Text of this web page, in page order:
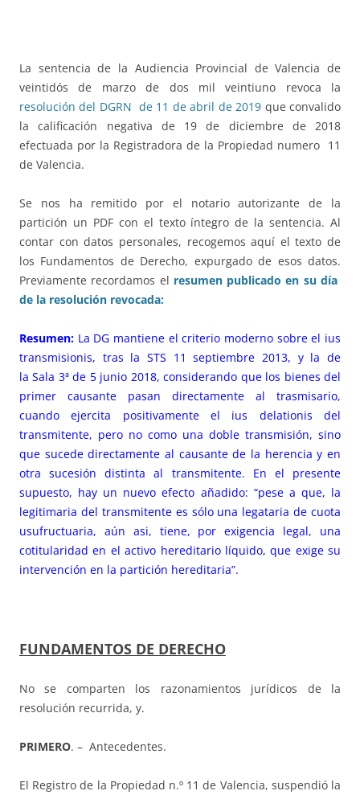
La sentencia de la Audiencia Provincial de Valencia de
veintidós de marzo de dos mil veintiuno revoca la
resolución del DGRN de 11 de abril de 2019 que convalido
la calificación negativa de 19 de diciembre de 2018
efectuada por la Registradora de la Propiedad numero 11
de Valencia.
Se nos ha remitido por el notario autorizante de la
partición un PDF con el texto íntegro de la sentencia. Al
contar con datos personales, recogemos aquí el texto de
los Fundamentos de Derecho, expurgado de esos datos.
Previamente recordamos el resumen publicado en su día
de la resolución revocada:
Resumen: La DG mantiene el criterio moderno sobre el ius
transmisionis, tras la STS 11 septiembre 2013, y la de
laSala 3ª de 5 junio 2018, considerando que los bienes del
primer causante pasan directamente al trasmisario,
cuando ejercita positivamente el ius delationis del
transmitente, pero no como una doble transmisión, sino
que sucede directamente al causante de la herencia y en
otra sucesión distinta al transmitente. En el presente
supuesto, hay un nuevo efecto añadido: “pese a que, la
legitimaria del transmitente es sólo una legataria de cuota
usufructuaria, aún asi, tiene, por exigencia legal, una
cotitularidad en el activo hereditario líquido, que exige su
intervención en la partición hereditaria”.
FUNDAMENTOS DE DERECHO
No se comparten los razonamientos jurídicos de la
resolución recurrida, y.
PRIMERO. – Antecedentes.
El Registro de la Propiedad n.º 11 de Valencia, suspendió la